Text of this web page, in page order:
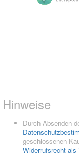
Hinweise
Durch Absenden
geschlossenen
Widerrufsrecht als